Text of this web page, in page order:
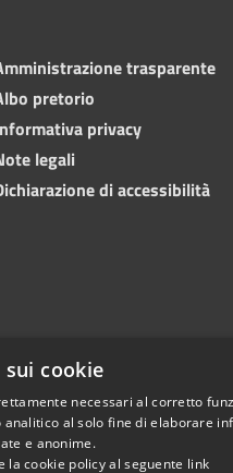
trasparente
pretorio
privacy
legali
di accessibilità
cookie
necessari al corretto
al solo fine di elaborare
e anonime.
la cookie policy al seguente link